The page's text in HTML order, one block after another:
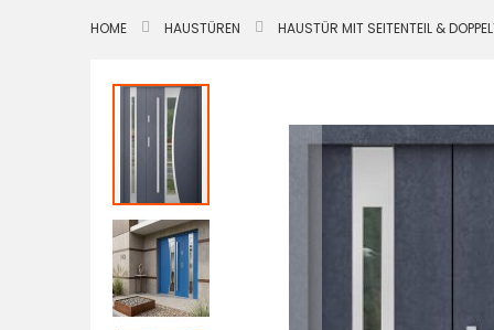
HOME HAUSTÜREN HAUSTÜR MIT SEITENTEIL &
Zum
Ende
der
Bildgalerie
springen